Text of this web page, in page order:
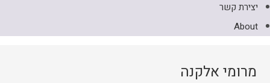
יצירת קשר
About
מרומי אלקנה